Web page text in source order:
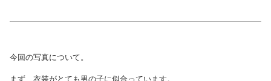
今回の写真について。
まず、衣装がとても男の子に似合っています。